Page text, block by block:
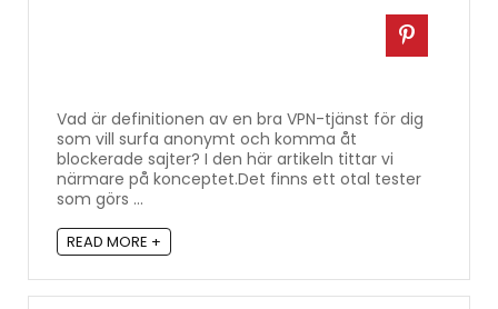
Vad är definitionen av en bra VPN-tjänst för dig
som vill surfa anonymt och komma åt
blockerade sajter? I den här artikeln tittar vi
närmare på konceptet.Det finns ett otal tester
som görs ...
READ MORE +